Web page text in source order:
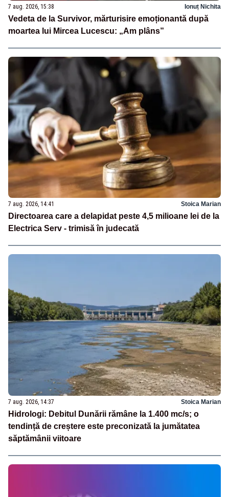
7 aug. 2026, 15:38 Ionuț Nichita
Vedeta de la Survivor, mărturisire emoționantă după
moartea lui Mircea Lucescu: „Am plâns”
7 aug. 2026, 14:41 Stoica Marian
Directoarea care a delapidat peste 4,5 milioane lei de la
Electrica Serv - trimisă în judecată
7 aug. 2026, 14:37 Stoica Marian
Hidrologi: Debitul Dunării rămâne la 1.400 mc/s; o
tendință de creștere este preconizată la jumătatea
săptămânii viitoare